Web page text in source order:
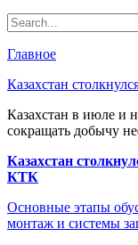
Главное
Казахстан
Казахстан в июле и
сокращать добычу
Казахстан
КТК
Основные этапы
монтаж и системы